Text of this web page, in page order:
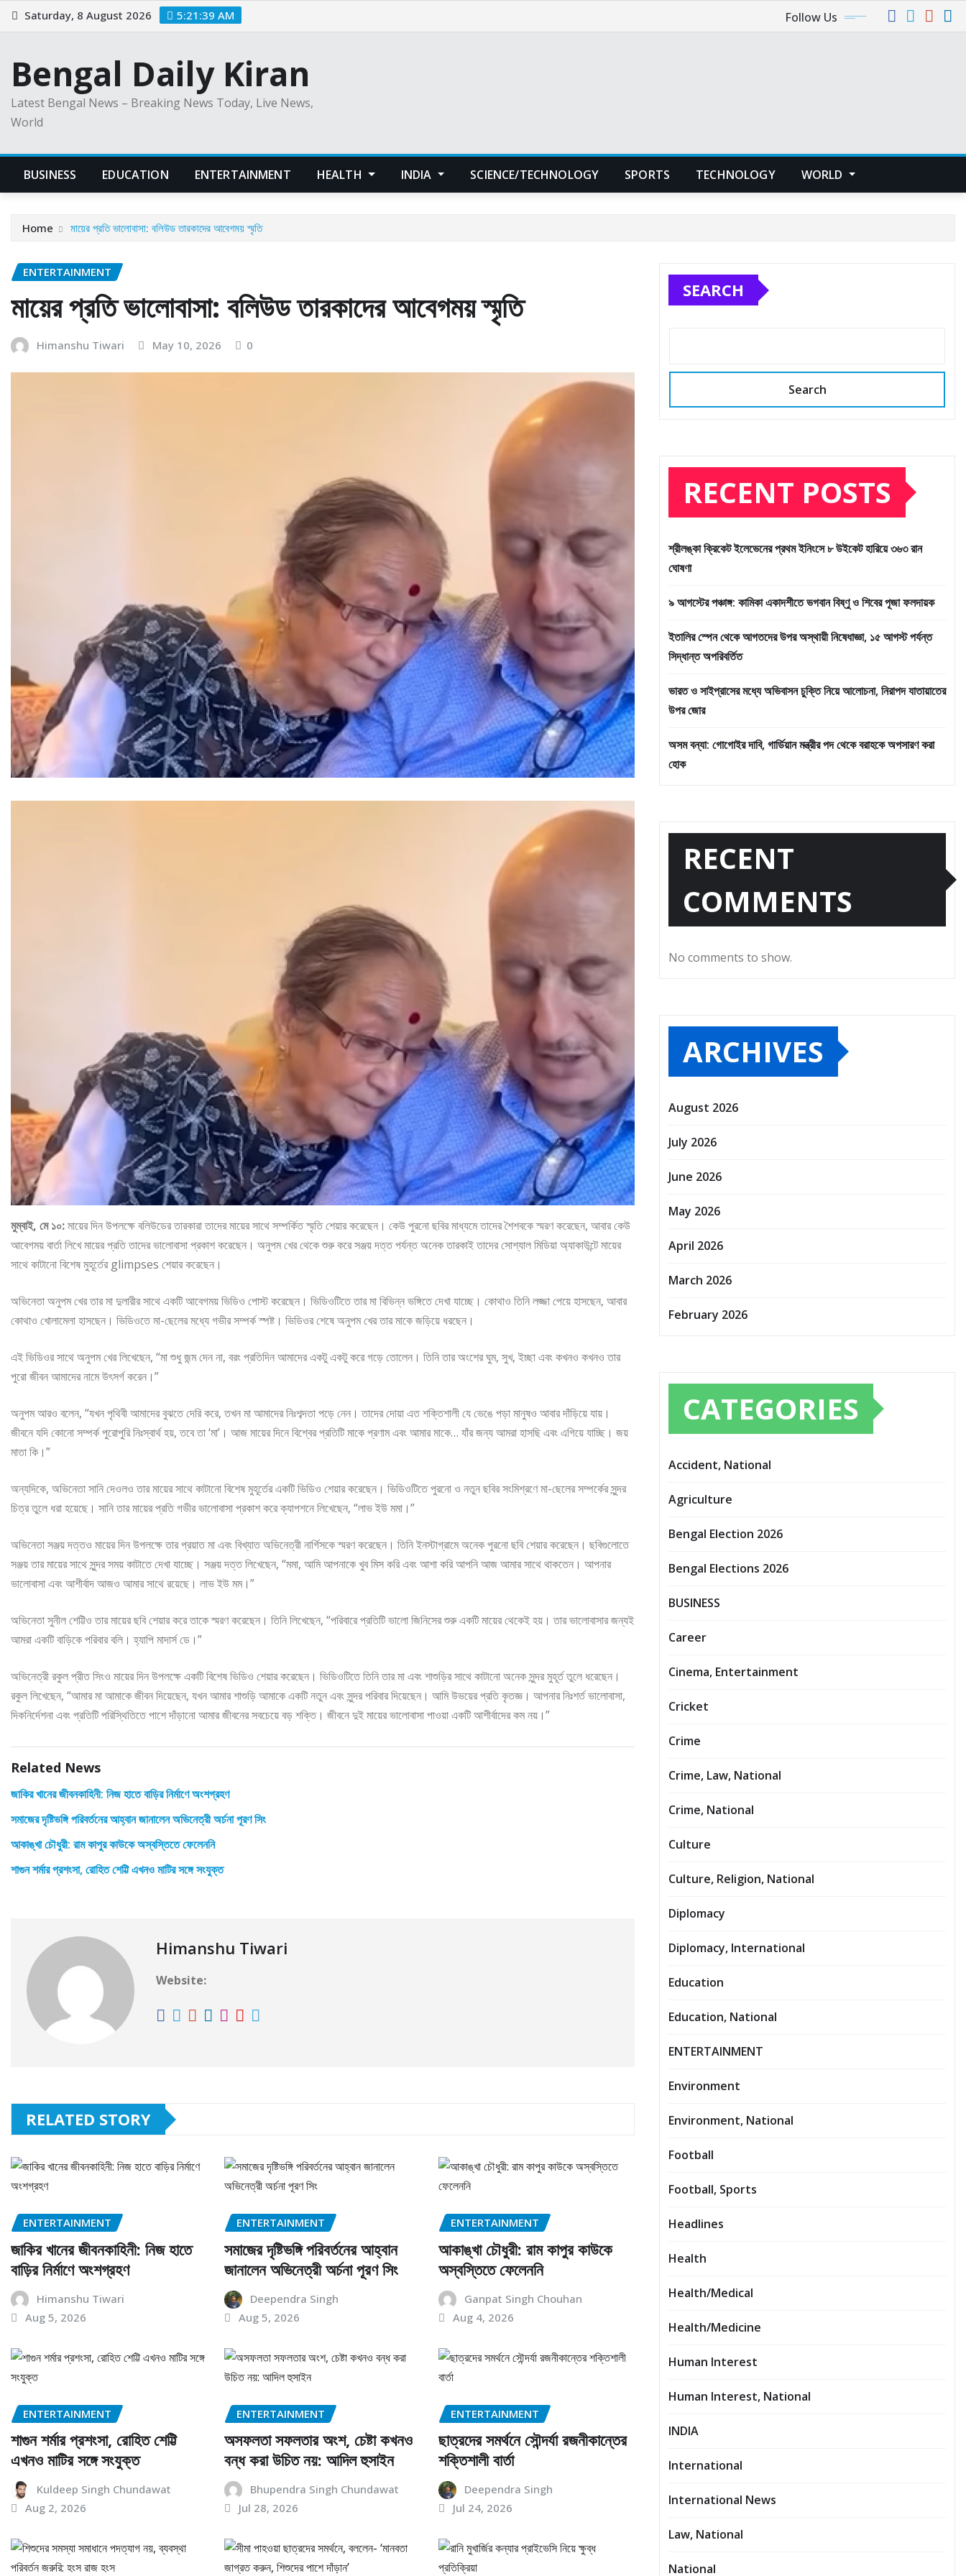
Skip
to
Saturday, 8 August 2026 5:21:40 AM Follow Us
Bengal Daily Kiran
Latest Bengal News – Breaking News Today, Live News,
World
BUSINESS EDUCATION ENTERTAINMENT HEALTH INDIA SCIENCE/TECHNOLOGY SPORTS TECHNOLOGY WORLD
Home মায়ের প্রতি ভালোবাসা: বলিউড তারকাদের আবেগময় স্মৃতি
ENTERTAINMENT
মায়ের প্রতি ভালোবাসা: বলিউড তারকাদের আবেগময় স্মৃতি
Himanshu Tiwari May 10, 2026 0
মুম্বাই, মে ১০:মায়ের দিন উপলক্ষে বলিউডের তারকারা তাদের মায়ের সাথে সম্পর্কিত স্মৃতি শেয়ার করেছেন। কেউ পুরনো ছবির মাধ্যমে তাদের শৈশবকে স্মরণ করেছেন, আবার কেউ
আবেগময় বার্তা লিখে মায়ের প্রতি তাদের ভালোবাসা প্রকাশ করেছেন। অনুপম খের থেকে শুরু করে সঞ্জয় দত্ত পর্যন্ত অনেক তারকাই তাদের সোশ্যাল মিডিয়া অ্যাকাউন্টে মায়ের
সাথে কাটানো বিশেষ মুহূর্তের glimpses শেয়ার করেছেন।
অভিনেতা অনুপম খের তার মা দুলারীর সাথে একটি আবেগময় ভিডিও পোস্ট করেছেন। ভিডিওটিতে তার মা বিভিন্ন ভঙ্গিতে দেখা যাচ্ছে। কোথাও তিনি লজ্জা পেয়ে হাসছেন, আবার
কোথাও খোলামেলা হাসছেন। ভিডিওতে মা-ছেলের মধ্যে গভীর সম্পর্ক স্পষ্ট। ভিডিওর শেষে অনুপম খের তার মাকে জড়িয়ে ধরছেন।
এই ভিডিওর সাথে অনুপম খের লিখেছেন, “মা শুধু জন্ম দেন না, বরং প্রতিদিন আমাদের একটু একটু করে গড়ে তোলেন। তিনি তার অংশের ঘুম, সুখ, ইচ্ছা এবং কখনও কখনও তার
পুরো জীবন আমাদের নামে উৎসর্গ করেন।”
অনুপম আরও বলেন, “যখন পৃথিবী আমাদের বুঝতে দেরি করে, তখন মা আমাদের নিঃশব্দতা পড়ে নেন। তাদের দোয়া এত শক্তিশালী যে ভেঙে পড়া মানুষও আবার দাঁড়িয়ে যায়।
জীবনে যদি কোনো সম্পর্ক পুরোপুরি নিঃস্বার্থ হয়, তবে তা ‘মা’। আজ মায়ের দিনে বিশ্বের প্রতিটি মাকে প্রণাম এবং আমার মাকে… যাঁর জন্য আমরা হাসছি এবং এগিয়ে যাচ্ছি। জয়
মাতা কি।”
অন্যদিকে, অভিনেতা সানি দেওলও তার মায়ের সাথে কাটানো বিশেষ মুহূর্তের একটি ভিডিও শেয়ার করেছেন। ভিডিওটিতে পুরনো ও নতুন ছবির সংমিশ্রণে মা-ছেলের সম্পর্কের সুন্দর
চিত্র তুলে ধরা হয়েছে। সানি তার মায়ের প্রতি গভীর ভালোবাসা প্রকাশ করে ক্যাপশনে লিখেছেন, “লাভ ইউ মমা।”
অভিনেতা সঞ্জয় দত্তও মায়ের দিন উপলক্ষে তার প্রয়াত মা এবং বিখ্যাত অভিনেত্রী নার্গিসকে স্মরণ করেছেন। তিনি ইনস্টাগ্রামে অনেক পুরনো ছবি শেয়ার করেছেন। ছবিগুলোতে
সঞ্জয় তার মায়ের সাথে সুন্দর সময় কাটাতে দেখা যাচ্ছে। সঞ্জয় দত্ত লিখেছেন, “মমা, আমি আপনাকে খুব মিস করি এবং আশা করি আপনি আজ আমার সাথে থাকতেন। আপনার
ভালোবাসা এবং আশীর্বাদ আজও আমার সাথে রয়েছে। লাভ ইউ মম।”
অভিনেতা সুনীল শেট্টিও তার মায়ের ছবি শেয়ার করে তাকে স্মরণ করেছেন। তিনি লিখেছেন, “পরিবারে প্রতিটি ভালো জিনিসের শুরু একটি মায়ের থেকেই হয়। তার ভালোবাসার জন্যই
আমরা একটি বাড়িকে পরিবার বলি। হ্যাপি মাদার্স ডে।”
অভিনেত্রী রকুল প্রীত সিংও মায়ের দিন উপলক্ষে একটি বিশেষ ভিডিও শেয়ার করেছেন। ভিডিওটিতে তিনি তার মা এবং শাশুড়ির সাথে কাটানো অনেক সুন্দর মুহূর্ত তুলে ধরেছেন।
রকুল লিখেছেন, “আমার মা আমাকে জীবন দিয়েছেন, যখন আমার শাশুড়ি আমাকে একটি নতুন এবং সুন্দর পরিবার দিয়েছেন। আমি উভয়ের প্রতি কৃতজ্ঞ। আপনার নিঃশর্ত ভালোবাসা,
দিকনির্দেশনা এবং প্রতিটি পরিস্থিতিতে পাশে দাঁড়ানো আমার জীবনের সবচেয়ে বড় শক্তি। জীবনে দুই মায়ের ভালোবাসা পাওয়া একটি আশীর্বাদের কম নয়।”
Related News
জাকির খানের জীবনকাহিনী: নিজ হাতে বাড়ির নির্মাণে অংশগ্রহণ
সমাজের দৃষ্টিভঙ্গি পরিবর্তনের আহ্বান জানালেন অভিনেত্রী অর্চনা পূরণ সিং
আকাঙ্খা চৌধুরী: রাম কাপুর কাউকে অস্বস্তিতে ফেলেননি
শাগুন শর্মার প্রশংসা, রোহিত শেট্টি এখনও মাটির সঙ্গে সংযুক্ত
Himanshu Tiwari
Website:
RELATED STORY
ENTERTAINMENT
জাকির খানের জীবনকাহিনী: নিজ হাতে
বাড়ির নির্মাণে অংশগ্রহণ
Himanshu Tiwari
Aug 5, 2026
ENTERTAINMENT
সমাজের দৃষ্টিভঙ্গি পরিবর্তনের আহ্বান
জানালেন অভিনেত্রী অর্চনা পূরণ সিং
Deependra Singh
Aug 5, 2026
ENTERTAINMENT
আকাঙ্খা চৌধুরী: রাম কাপুর কাউকে
অস্বস্তিতে ফেলেননি
Ganpat Singh Chouhan
Aug 4, 2026
ENTERTAINMENT
শাগুন শর্মার প্রশংসা, রোহিত শেট্টি
এখনও মাটির সঙ্গে সংযুক্ত
Kuldeep Singh Chundawat
Aug 2, 2026
ENTERTAINMENT
অসফলতা সফলতার অংশ, চেষ্টা কখনও
বন্ধ করা উচিত নয়: আদিল হুসাইন
Bhupendra Singh Chundawat
Jul 28, 2026
ENTERTAINMENT
ছাত্রদের সমর্থনে সৌন্দর্যা রজনীকান্তের
শক্তিশালী বার্তা
Deependra Singh
Jul 24, 2026
SEARCH
Search
RECENT POSTS
শ্রীলঙ্কা ক্রিকেট ইলেভেনের প্রথম ইনিংসে ৮ উইকেট হারিয়ে ৩৬৩ রান
ঘোষণা
৯ আগস্টের পঞ্চাঙ্গ: কামিকা একাদশীতে ভগবান বিষ্ণু ও শিবের পূজা ফলদায়ক
ইতালির স্পেন থেকে আগতদের উপর অস্থায়ী নিষেধাজ্ঞা, ১৫ আগস্ট পর্যন্ত
সিদ্ধান্ত অপরিবর্তিত
ভারত ও সাইপ্রাসের মধ্যে অভিবাসন চুক্তি নিয়ে আলোচনা, নিরাপদ যাতায়াতের
উপর জোর
অসম বন্যা: গোগোইর দাবি, গার্ডিয়ান মন্ত্রীর পদ থেকে বরাহকে অপসারণ করা
হোক
RECENT
COMMENTS
No comments to show.
ARCHIVES
August 2026
July 2026
June 2026
May 2026
April 2026
March 2026
February 2026
CATEGORIES
Accident, National
Agriculture
Bengal Election 2026
Bengal Elections 2026
BUSINESS
Career
Cinema, Entertainment
Cricket
Crime
Crime, Law, National
Crime, National
Culture
Culture, Religion, National
Diplomacy
Diplomacy, International
Education
Education, National
ENTERTAINMENT
Environment
Environment, National
Football
Football, Sports
Headlines
Health
Health/Medical
Health/Medicine
Human Interest
Human Interest, National
INDIA
International
International News
Law, National
National